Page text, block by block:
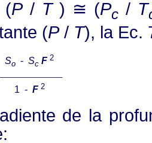
(P/ T) ≅ (Pc / T
(P/ T), la Ec.
So - Sc F 2
- F 2
de la